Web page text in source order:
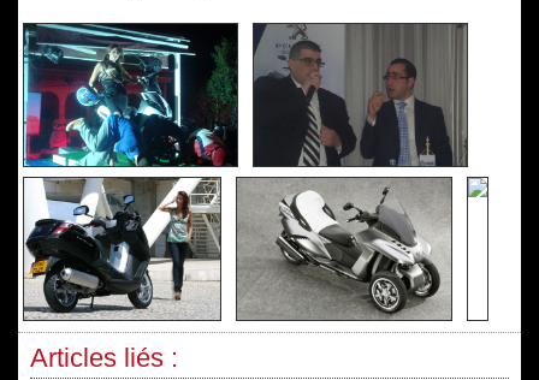
Articles liés :